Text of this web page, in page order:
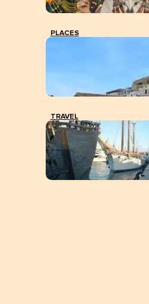
PLACES
TRAVEL